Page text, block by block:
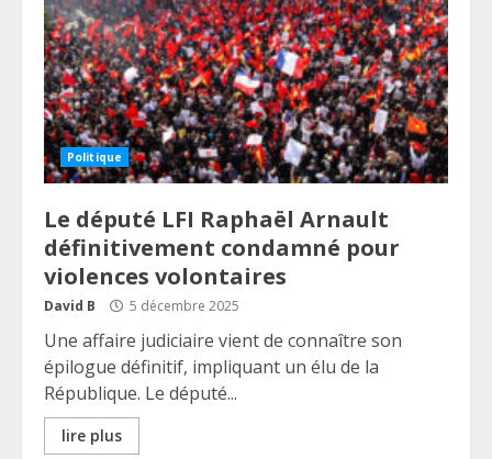
Politique
Le député LFI Raphaël Arnault
définitivement condamné pour
violences volontaires
David B 5 décembre 2025
Une affaire judiciaire vient de connaître son
épilogue définitif, impliquant un élu de la
République. Le député...
lire plus